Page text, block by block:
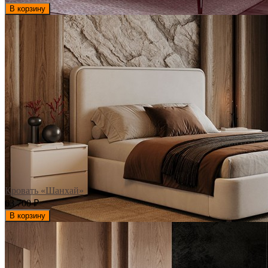
В корзину
Кровать «Шанхай»
63 700₽
В корзину